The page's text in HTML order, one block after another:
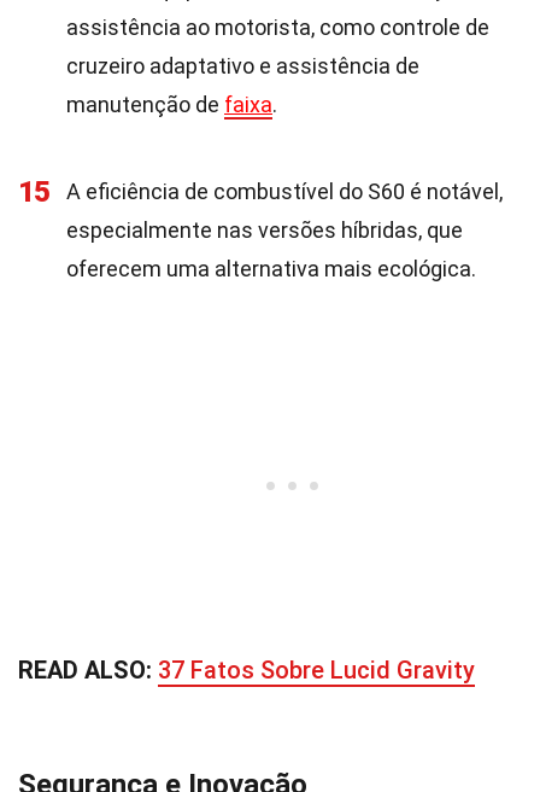
assistência ao motorista, como controle de
cruzeiro adaptativo e assistência de
manutenção de faixa.
15
A eficiência de combustível do S60 é notável,
especialmente nas versões híbridas, que
oferecem uma alternativa mais ecológica.
READ ALSO: 37 Fatos Sobre Lucid Gravity
Segurança e Inovação